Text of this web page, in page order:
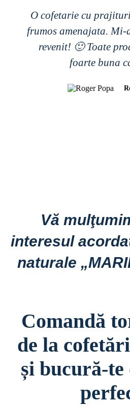
O cofetarie cu
frumos amenajata. Mi-
revenit! 🙂 Toate
foarte buna
Vă
interesul
naturale
Comandă
de la
și bucură-te